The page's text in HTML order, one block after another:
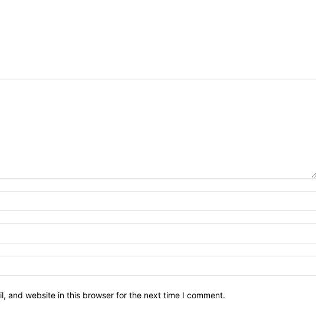
and website in this browser for the next time I comment.